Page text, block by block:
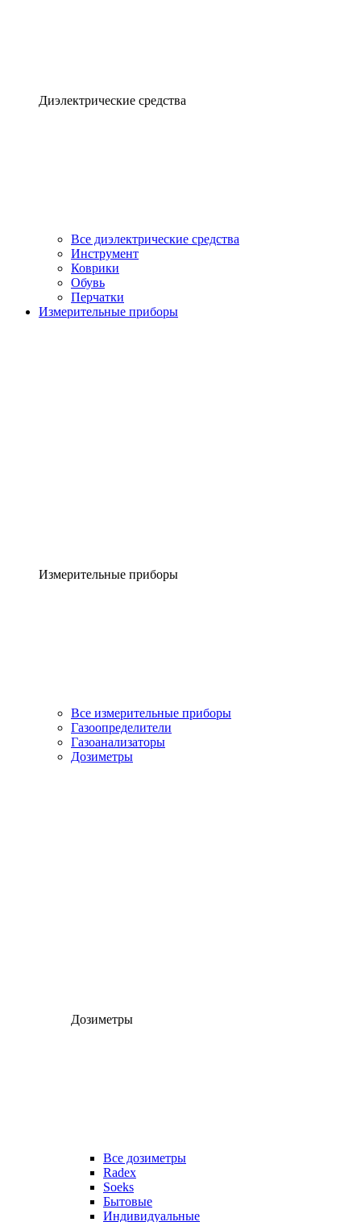
Диэлектрические средства
Все диэлектрические средства
Инструмент
Коврики
Обувь
Перчатки
Измерительные приборы
Измерительные приборы
Все измерительные приборы
Газоопределители
Газоанализаторы
Дозиметры
Дозиметры
Все дозиметры
Radex
Soeks
Бытовые
Индивидуальные